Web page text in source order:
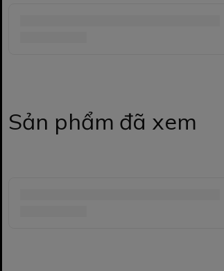
Sản phẩm đã xem